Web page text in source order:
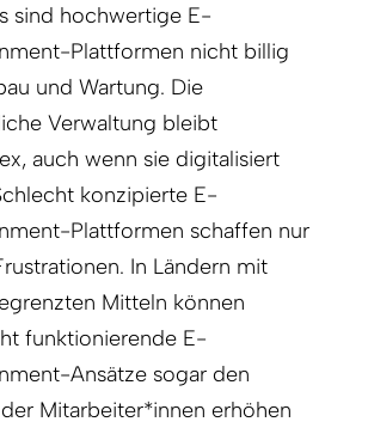
sind hochwertige E-
Plattformen nicht billig
und Wartung. Die
Verwaltung bleibt
auch wenn sie digitalisiert
konzipierte E-
Plattformen schaffen nur
In Ländern mit
Mitteln können
funktionierende E-
Ansätze sogar den
der Mitarbeiter*innen erhöhen